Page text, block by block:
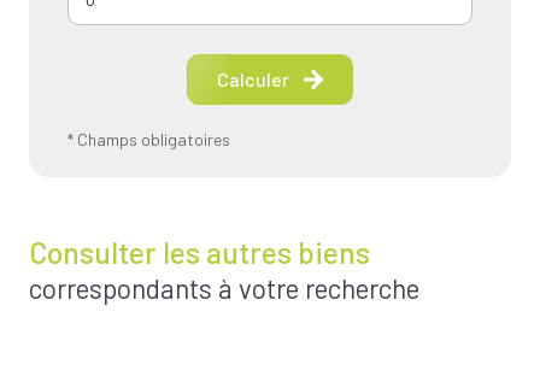
Calculer
* Champs obligatoires
Consulter les autres biens
correspondants à votre recherche